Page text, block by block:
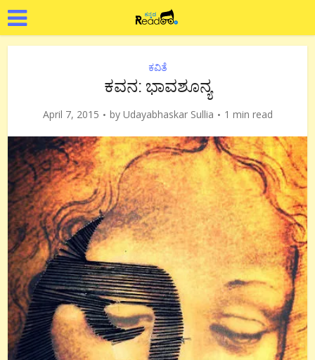
ಕವಿತೆ
ಕವನ: ಭಾವಶೂನ್ಯ
April 7, 2015 by Udayabhaskar Sullia 1 min read